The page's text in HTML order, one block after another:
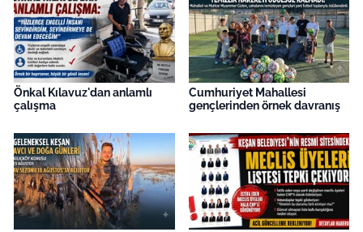
Önkal Kılavuz'dan anlamlı
çalışma
Cumhuriyet Mahallesi
gençlerinden örnek davranış